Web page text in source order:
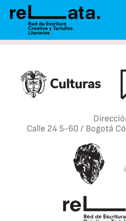
Calle 24 5-60 / Bogotá